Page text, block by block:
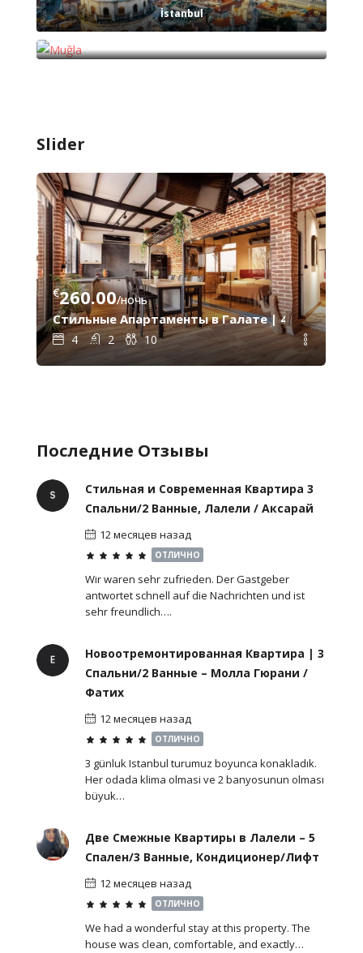
İstanbul
Slider
и Кондиционером – В Нескольких Шагах от
€260.00/ночь
Стильные Апартаменты в Галате | 4 Спальни,
4 2 10
Последние Отзывы
Стильная и Современная Квартира 3
Спальни/2 Ванные, Лалели / Аксарай
12 месяцев назад
ОТЛИЧНО
Wir waren sehr zufrieden. Der Gastgeber
antwortet schnell auf die Nachrichten und ist
sehr freundlich….
Новоотремонтированная Квартира | 3
Спальни/2 Ванные – Молла Гюрани /
Фатих
12 месяцев назад
ОТЛИЧНО
3 günluk Istanbul turumuz boyunca konakladık.
Her odada klima olmasi ve 2 banyosunun olması
büyuk…
Две Смежные Квартиры в Лалели – 5
Спален/3 Ванные, Кондиционер/Лифт
12 месяцев назад
ОТЛИЧНО
We had a wonderful stay at this property. The
house was clean, comfortable, and exactly…